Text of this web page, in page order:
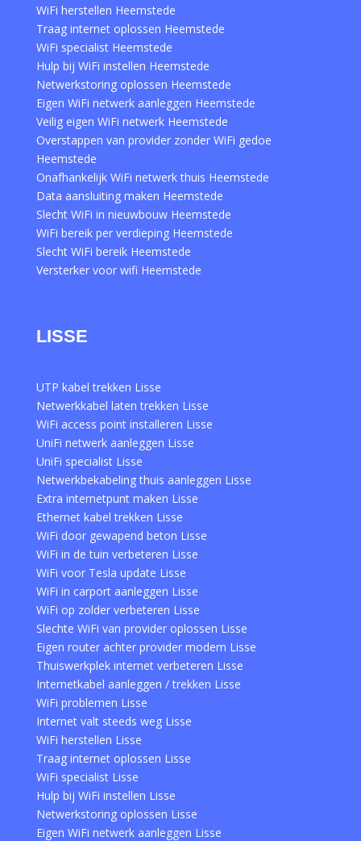
WiFi herstellen Heemstede
Traag internet oplossen Heemstede
WiFi specialist Heemstede
Hulp bij WiFi instellen Heemstede
Netwerkstoring oplossen Heemstede
Eigen WiFi netwerk aanleggen Heemstede
Veilig eigen WiFi netwerk Heemstede
Overstappen van provider zonder WiFi gedoe
Heemstede
Onafhankelijk WiFi netwerk thuis Heemstede
Data aansluiting maken Heemstede
Slecht WiFi in nieuwbouw Heemstede
WiFi bereik per verdieping Heemstede
Slecht WiFi bereik Heemstede
Versterker voor wifi Heemstede
LISSE
UTP kabel trekken Lisse
Netwerkkabel laten trekken Lisse
WiFi access point installeren Lisse
UniFi netwerk aanleggen Lisse
UniFi specialist Lisse
Netwerkbekabeling thuis aanleggen Lisse
Extra internetpunt maken Lisse
Ethernet kabel trekken Lisse
WiFi door gewapend beton Lisse
WiFi in de tuin verbeteren Lisse
WiFi voor Tesla update Lisse
WiFi in carport aanleggen Lisse
WiFi op zolder verbeteren Lisse
Slechte WiFi van provider oplossen Lisse
Eigen router achter provider modem Lisse
Thuiswerkplek internet verbeteren Lisse
Internetkabel aanleggen / trekken Lisse
WiFi problemen Lisse
Internet valt steeds weg Lisse
WiFi herstellen Lisse
Traag internet oplossen Lisse
WiFi specialist Lisse
Hulp bij WiFi instellen Lisse
Netwerkstoring oplossen Lisse
Eigen WiFi netwerk aanleggen Lisse